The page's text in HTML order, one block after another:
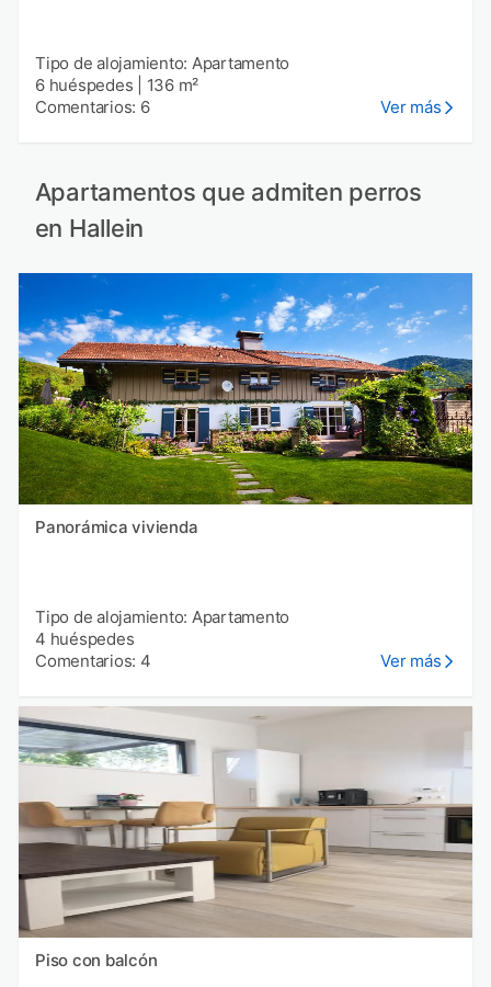
Tipo de alojamiento: Apartamento
6 huéspedes
136 m²
Comentarios: 6
Ver más
Apartamentos que admiten perros
en Hallein
Panorámica vivienda
Tipo de alojamiento: Apartamento
4 huéspedes
Comentarios: 4
Ver más
Piso con balcón